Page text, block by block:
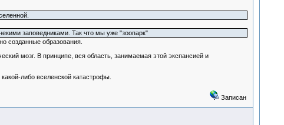
заповедниками. Так что мы уже "зоопарк"
созданные образования.
мозг. В принципе, вся область, занимаемая этой экспансией и
либо вселенской катастрофы.
Записан